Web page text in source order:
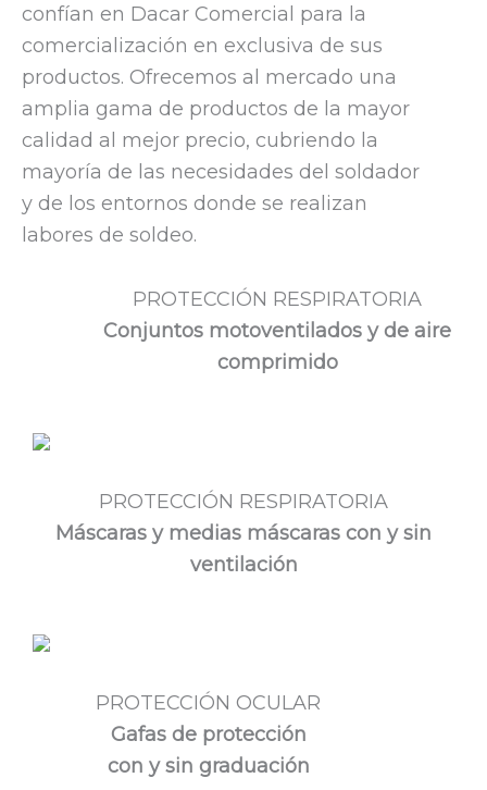
confían en Dacar Comercial para la
comercialización en exclusiva de sus
productos. Ofrecemos al mercado una
amplia gama de productos de la mayor
calidad al mejor precio, cubriendo la
mayoría de las necesidades del soldador
y de los entornos donde se realizan
labores de soldeo.
PROTECCIÓN RESPIRATORIA
Conjuntos motoventilados y de aire
comprimido
PROTECCIÓN RESPIRATORIA
Máscaras y medias máscaras con y sin
ventilación
PROTECCIÓN OCULAR
Gafas de protección
con y sin graduación